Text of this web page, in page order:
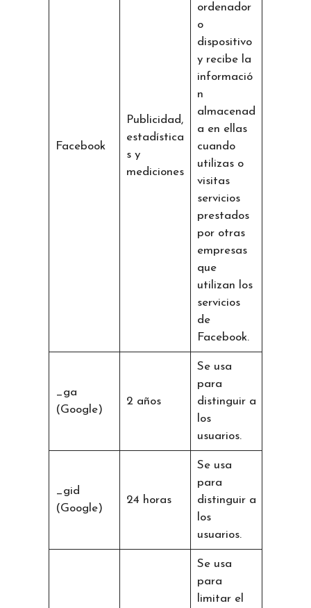
Facebook
Publicidad,
estadística
s y
mediciones
ordenador
o
dispositivo
y recibe la
informació
n
almacenad
a en ellas
cuando
utilizas o
visitas
servicios
prestados
por otras
empresas
que
utilizan los
servicios
de
Facebook.
_ga
(Google)
2 años
Se usa
para
distinguir a
los
usuarios.
_gid
(Google)
24 horas
Se usa
para
distinguir a
los
usuarios.
Se usa
para
limitar el